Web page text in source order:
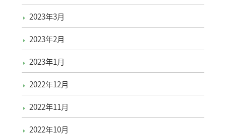
2023年3月
2023年2月
2023年1月
2022年12月
2022年11月
2022年10月